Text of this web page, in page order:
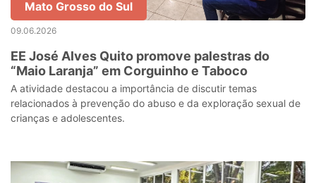
Mato Grosso do Sul
09.06.2026
EE José Alves Quito promove palestras do
“Maio Laranja” em Corguinho e Taboco
A atividade destacou a importância de discutir temas
relacionados à prevenção do abuso e da exploração sexual de
crianças e adolescentes.